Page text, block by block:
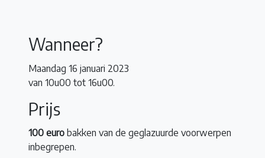
Wanneer?
Maandag 16 januari 2023
van 10u00 tot 16u00.
Prijs
100 euro bakken van de geglazuurde voorwerpen
inbegrepen.